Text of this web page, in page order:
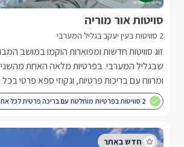
סויטות אור מוריה
2 סוויטות בעין יעקב בגליל המערבי
זוג סוויטות חדשות ומפוארות הוקמו במושב
שבגליל המערבי. בפרטיות מלאה האחת
ומרווח עם בריכות פרטיות, וגקוזי ספא פרטי
2 סוויטות בפרטיות מוחלטת עם בריכה פרטית לכל אחת